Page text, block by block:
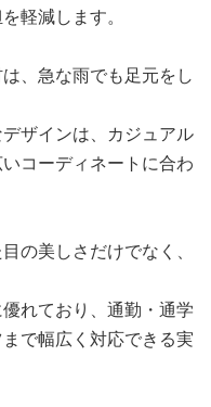
軽減します。
、急な雨でも足元をし
ザインは、カジュアル
コーディネートに合わ
の美しさだけでなく、
れており、通勤・通学
で幅広く対応できる実